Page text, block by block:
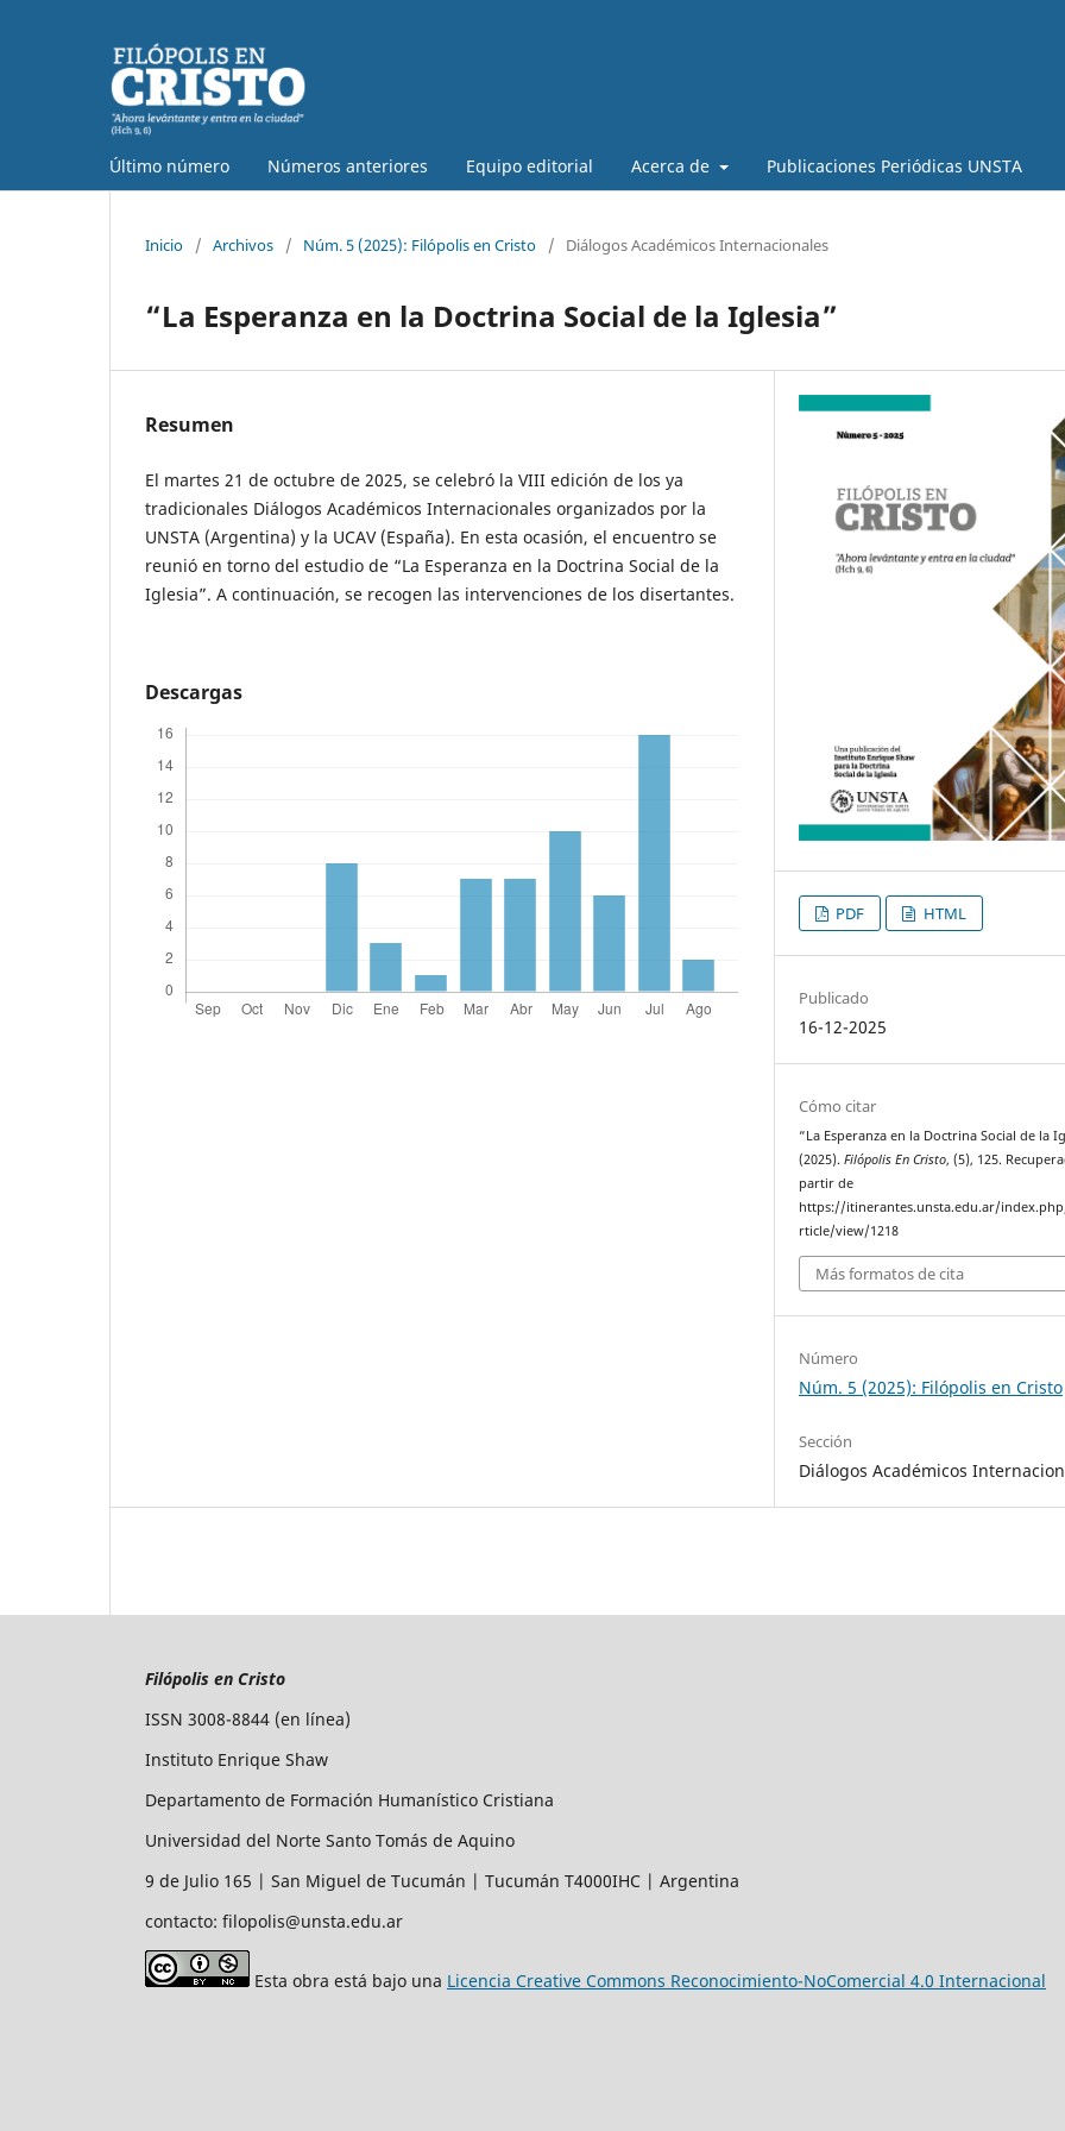
Último número Números anteriores Equipo editorial Acerca de Publicaciones Periódicas UNSTA
Inicio / Archivos / Núm. 5 (2025): Filópolis en Cristo / Diálogos Académicos Internacionales
“La Esperanza en la Doctrina Social de la Iglesia”
Resumen
El martes 21 de octubre de 2025, se celebró la VIII edición de los ya
tradicionales Diálogos Académicos Internacionales organizados por la
UNSTA (Argentina) y la UCAV (España). En esta ocasión, el encuentro se
reunió en torno del estudio de “La Esperanza en la Doctrina Social de la
Iglesia”. A continuación, se recogen las intervenciones de los disertantes.
Descargas
PDF HTML
Publicado
16-12-2025
Cómo citar
“La Esperanza en la Doctrina Social de la
(2025).Filópolis En Cristo, (5), 125.
partir de
https://itinerantes.unsta.edu.ar/
rticle/view/1218
Más formatos de cita
Número
Núm. 5 (2025): Filópolis en Cristo
Sección
Diálogos Académicos
Filópolis en Cristo
ISSN 3008-8844 (en línea)
Instituto Enrique Shaw
Departamento de Formación Humanístico Cristiana
Universidad del Norte Santo Tomás de Aquino
9 de Julio 165 | San Miguel de Tucumán | Tucumán T4000IHC | Argentina
contacto: filopolis@unsta.edu.ar
Esta obra está bajo una Licencia Creative Commons Reconocimiento-NoComercial 4.0 Internacional